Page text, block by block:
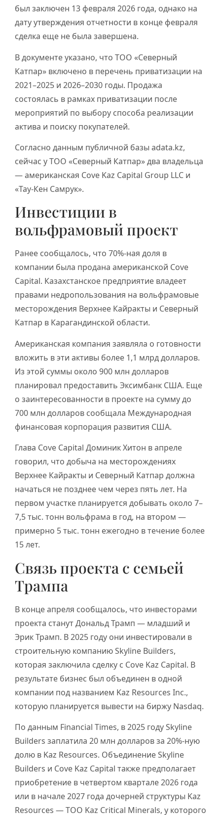
был заключен 13 февраля 2026 года, однако на
дату утверждения отчетности в конце февраля
сделка еще не была завершена.
В документе указано, что ТОО «Северный
Катпар» включено в перечень приватизации на
2021–2025 и 2026–2030 годы. Продажа
состоялась в рамках приватизации после
мероприятий по выбору способа реализации
актива и поиску покупателей.
Согласно данным публичной базы adata.kz,
сейчас у ТОО «Северный Катпар» два владельца
— американская Cove Kaz Capital Group LLC и
«Тау-Кен Самрук».
Инвестиции в
вольфрамовый проект
Ранее сообщалось, что 70%-ная доля в
компании была продана американской Cove
Capital. Казахстанское предприятие владеет
правами недропользования на вольфрамовые
месторождения Верхнее Кайракты и Северный
Катпар в Карагандинской области.
Американская компания заявляла о готовности
вложить в эти активы более 1,1 млрд долларов.
Из этой суммы около 900 млн долларов
планировал предоставить Эксимбанк США. Еще
о заинтересованности в проекте на сумму до
700 млн долларов сообщала Международная
финансовая корпорация развития США.
Глава Cove Capital Доминик Хитон в апреле
говорил, что добыча на месторождениях
Верхнее Кайракты и Северный Катпар должна
начаться не позднее чем через пять лет. На
первом участке планируется добывать около 7–
7,5 тыс. тонн вольфрама в год, на втором —
примерно 5 тыс. тонн ежегодно в течение более
15 лет.
Связь проекта с семьей
Трампа
В конце апреля сообщалось, что инвесторами
проекта станут Дональд Трамп — младший и
Эрик Трамп. В 2025 году они инвестировали в
строительную компанию Skyline Builders,
которая заключила сделку с Cove Kaz Capital. В
результате бизнес был объединен в одной
компании под названием Kaz Resources Inc.,
которую планируется вывести на биржу Nasdaq.
По данным Financial Times, в 2025 году Skyline
Builders заплатила 20 млн долларов за 20%-ную
долю в Kaz Resources. Объединение Skyline
Builders и Cove Kaz Capital также предполагает
приобретение в четвертом квартале 2026 года
или в начале 2027 года дочерней структуры Kaz
Resources — ТОО Kaz Critical Minerals, у которого